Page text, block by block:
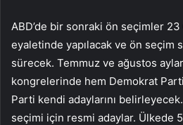
ABD’de bir sonraki ön seçimler 23
eyaletinde yapılacak ve ön seçim
sürecek. Temmuz ve ağustos
kongrelerinde hem Demokrat
Parti kendi adaylarını
seçimi için resmi adaylar. Ülkede 5